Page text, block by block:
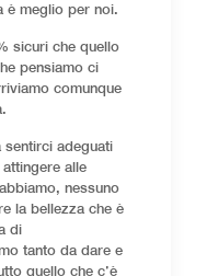
è meglio per noi.
sicuri che quello
pensiamo ci
comunque
adeguati
alle
nessuno
la bellezza che è
di
tanto da dare e
quello che c’è